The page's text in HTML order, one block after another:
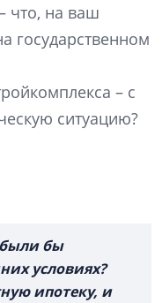
что, на ваш
государственном
– с
ситуацию?
бы
условиях?
ипотеку, и